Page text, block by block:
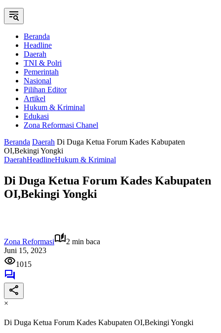
Beranda
Headline
Daerah
TNI & Polri
Pemerintah
Nasional
Pilihan Editor
Artikel
Hukum & Kriminal
Edukasi
Zona Reformasi Chanel
Beranda Daerah Di Duga Ketua Forum Kades Kabupaten
OI,Bekingi Yongki
DaerahHeadlineHukum & Kriminal
Di Duga Ketua Forum Kades Kabupaten
OI,Bekingi Yongki
Zona Reformasi
2 min baca
Juni 15, 2023
1015
×
Di Duga Ketua Forum Kades Kabupaten OI,Bekingi Yongki